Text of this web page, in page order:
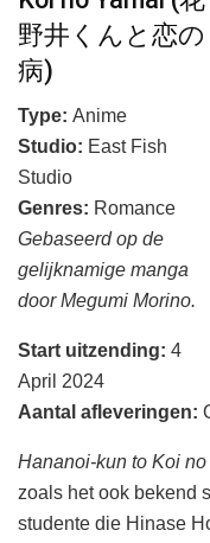
野井くんと恋の
病)
Type: Anime
Studio: East Fish
Studio
Genres: Romance
Gebaseerd op de
gelijknamige manga
doorMegumi Morino.
Start uitzending: 4
April 2024
Aantal afleveringen:
Hananoi-kun to Koi no
zoals het ook bekend
studente die Hinase